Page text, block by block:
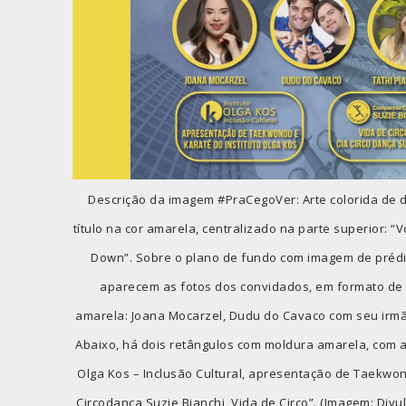
Descrição da imagem #PraCegoVer: Arte colorida de
título na cor amarela, centralizado na parte superior:
Down”. Sobre o plano de fundo com imagem de
aparecem as fotos dos convidados, em formato
amarela: Joana Mocarzel, Dudu do Cavaco com seu
Abaixo, há dois retângulos com moldura amarela, com
Olga Kos – Inclusão Cultural, apresentação de
Circodança Suzie Bianchi, Vida de Circo”. (Imagem: